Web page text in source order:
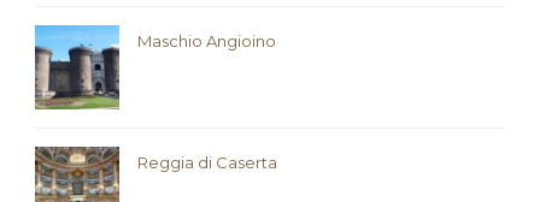
Maschio Angioino
Reggia di Caserta